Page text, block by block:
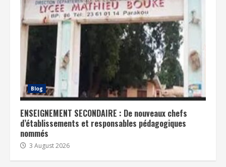
Blog
ENSEIGNEMENT SECONDAIRE : De nouveaux chefs
d’établissements et responsables pédagogiques
nommés
3 August 2026